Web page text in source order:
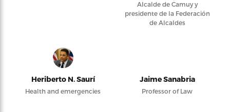
Alcalde de Camuy y
presidente de la Federación
de Alcaldes
Heriberto N. Saurí
Health and emergencies
Jaime Sanabria
Professor of Law